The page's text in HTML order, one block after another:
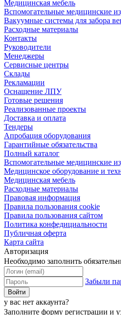
Медицинская мебель
Вспомогательные медицинские
Вакуумные системы для забора
Расходные материалы
Контакты
Руководители
Менеджеры
Сервисные центры
Склады
Рекламации
Оснащение ЛПУ
Готовые решения
Реализованные проекты
Доставка и оплата
Тендеры
Апробация оборудования
Гарантийные обязательства
Полный каталог
Вспомогательные медицинские
Медицинское оборудование и
Медицинская мебель
Расходные материалы
Правовая информация
Правила пользования cookie
Правила пользования сайтом
Политика конфедициальности
Публичная оферта
Карта сайта
Авторизация
Необходимо заполнить
Забыли
Войти
у вас нет аккаунта?
Заполните форму регистрации и